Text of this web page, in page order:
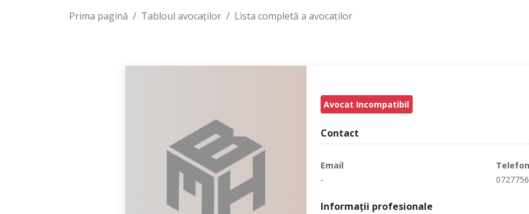
Prima pagină Tabloul avocaţilor Lista completă a avocaţilor
Avocat Incompatibil
Contact
Email
-
Telefon
Informaţii profesionale